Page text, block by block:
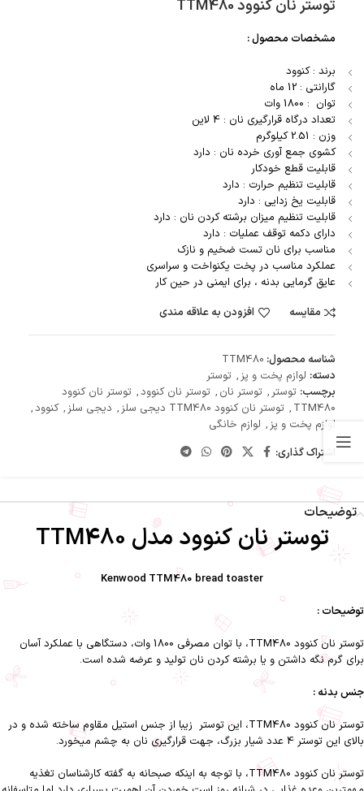
توستر نان کنوود TTM480
مشخصات محصول :
برند : کنوود
گارانتی : 12 ماه
توان : 1800 وات
تعداد درگاه قرارگیری نان : 4 لاین
وزن : 2.51 کیلوگرم
کشوی جمع آوری خرده نان : دارد
قابلیت قطع خودکار
قابلیت تنظیم حرارت : دارد
قابلیت یخ زدایی : دارد
قابلیت تنظیم میزان برشته کردن نان : دارد
دارای دکمه توقف عملیات : دارد
مناسب برای نان تست ضخیم و نازک
عملکرد مناسب در پخت یکنواخت و سراسری
عایق گرمایی بدنه ، برای ایمنی در حین کار
مقایسه
افزودن به علاقه مندی
شناسه محصول: TTM480
دسته: لوازم پخت و پز, توستر
برچسب: توستر, توستر نان , توستر نان کنوود, توستر نان کنوود
TTM480
, توستر نان کنوود TTM480 دیجی سلز , دیجی سلز, کنوود,
لوازم پخت و پز, لوازم خانگی
اشتراک گذاری:
توضیحات
توستر نان کنوود مدل TTM480
Kenwood TTM480 bread toaster
توضیحات :
توستر نان کنوود TTM480، با توان مصرفی 1800 وات، دستگاهی با عملکرد آسان
برای گرم نگه داشتن و یا برشته کردن نان تولید و عرضه شده است.
جنس بدنه :
توستر نان کنوود TTM480، این توستر زیبا از جنس استیل مقاوم ساخته شده و در
بالای این توستر 4 عدد شیار بزرگ، جهت قرارگیری نان به چشم میخورد.
توستر نان کنوود TTM480، با توجه به اینکه صبحانه به گفته کارشناسان تغذیه